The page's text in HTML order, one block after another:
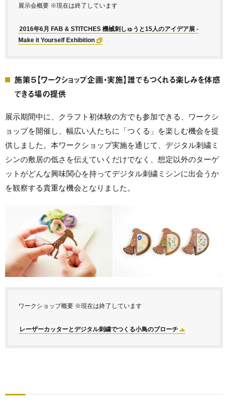
展示会概要 ※現在は終了しています
2016年6月 FAB & STITCHES 機械刺しゅうと15人のアイデア展 -
Make it Yourself Exhibition
施策５【ワークショップ企画・実施】誰でもつくれる楽しみを体感
できる場の提供
展示期間中に、クラフト初体験の方でも参加できる、ワークシ
ョップを開催し、幅広い人たちに「つくる」を楽しむ機会を提
供しました。本ワークショップ実施を通じて、デジタル刺繍ミ
シンの敷居の低さを伝えていくだけでなく、想定以外のターゲ
ットがどんな興味関心を持ってデジタル刺繍ミシンに出会うか
を観察する貴重な機会となりました。
ワークショップ概要 ※現在は終了しています
レーザーカッターとデジタル刺繍でつくる小鳥のブローチ